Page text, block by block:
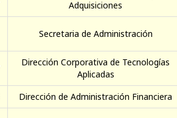
Adquisiciones
Secretaria de Administración
Dirección Corporativa de Tecnologías
Aplicadas
Dirección de Administración Financiera